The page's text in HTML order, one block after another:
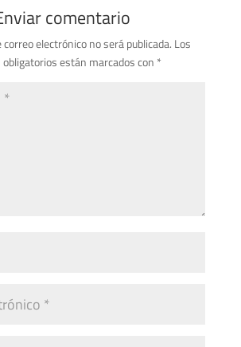
comentario
correo electrónico no será publicada. Los
obligatorios están marcados con *